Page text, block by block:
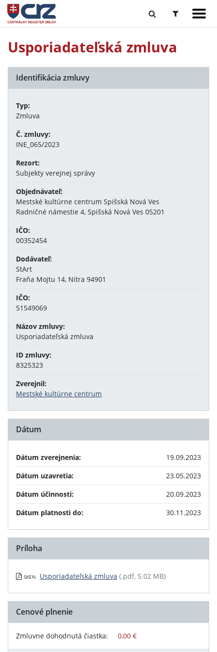
Usporiadateľská zmluva
Identifikácia zmluvy
Typ:
Zmluva
Č. zmluvy:
INE_065/2023
Rezort:
Subjekty verejnej správy
Objednávateľ:
Mestské kultúrne centrum Spišská Nová Ves
Radničné námestie 4, Spišská Nová Ves 05201
IČO:
00352454
Dodávateľ:
StArt
Fraňa Mojtu 14, Nitra 94901
IČO:
51549069
Názov zmluvy:
Usporiadateľská zmluva
ID zmluvy:
8325323
Zverejnil:
Mestské kultúrne centrum
Dátum
Dátum zverejnenia:
19.09.2023
Dátum uzavretia:
23.05.2023
Dátum účinnosti:
20.09.2023
Dátum platnosti do:
30.11.2023
Príloha
SKEN Usporiadateľská zmluva (.pdf, 5.02 MB)
Cenové plnenie
Zmluvne dohodnutá čiastka: 0,00 €